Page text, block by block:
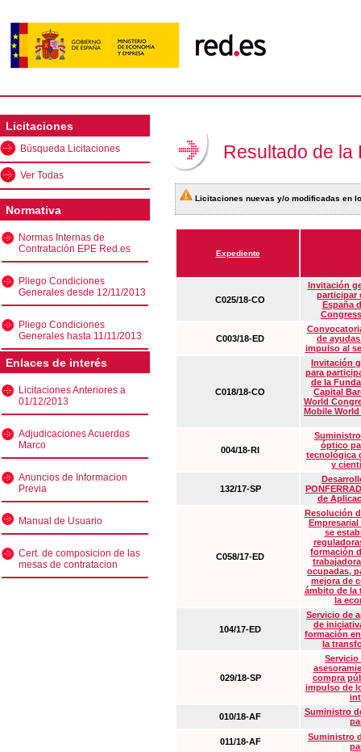
Licitaciones
Búsqueda Licitaciones
Ver Todas
Normativa
Normas Internas de
Contratación EPE Red.es
Pliego Condiciones
Generales desde 12/11/2013
Pliego Condiciones
Generales hasta 11/11/2013
Enlaces de interés
Licitaciones Anteriores a
01/12/2013
Adjudicaciones Acuerdos
Marco
Anuncios de Informacion
Previa
Manual de Usuario
Cert. de composicion de las
mesas de contratacion
Resultado de la
Licitaciones nuevas y/o modificadas en
Expediente
C025/18-CO
Invitación
participar
España
C003/18-ED
de
impulso al
C018/18-CO
Invitación
para
de la
Capital
World
Mobile
004/18-RI
óptico
tecnológica
y
132/17-SP
de
C058/17-ED
Resolución
Empresarial
se
formación
ocupadas,
mejora de
ámbito de la
la
104/17-ED
Servicio de
de
formación
la
029/18-SP
Servicio
compra
impulso de
010/18-AF
Suministro
011/18-AF
Suministro